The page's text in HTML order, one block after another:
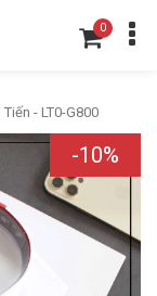
0
- LT0-G800
-10%